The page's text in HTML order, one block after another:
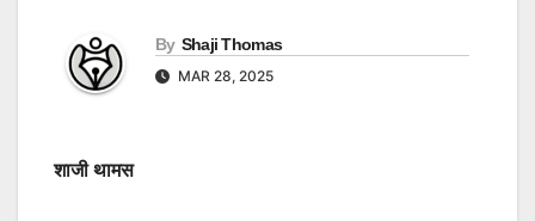
By Shaji Thomas
MAR 28, 2025
शाजी थामस